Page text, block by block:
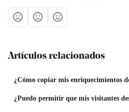
Artículos relacionados